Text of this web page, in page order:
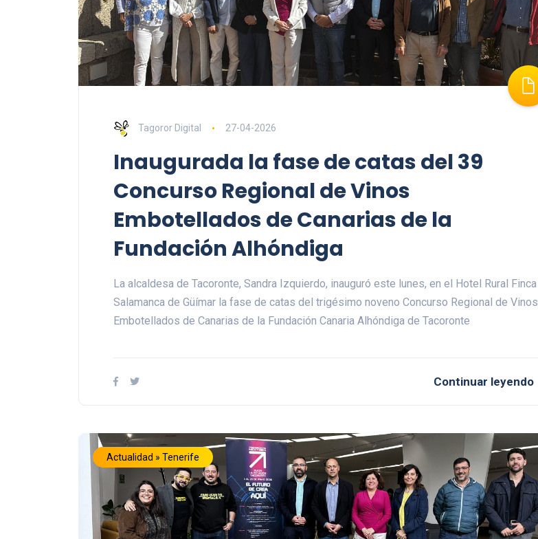
Tagoror Digital 27-04-2026
Inaugurada la fase de catas del 39
Concurso Regional de Vinos
Embotellados de Canarias de la
Fundación Alhóndiga
La alcaldesa de Tacoronte, Sandra Izquierdo, inauguró este lunes, en el Hotel Rural Finca
Salamanca de Güímar la fase de catas del trigésimo noveno Concurso Regional de Vinos
Embotellados de Canarias de la Fundación Canaria Alhóndiga de Tacoronte
Continuar leyendo
Actualidad » Tenerife